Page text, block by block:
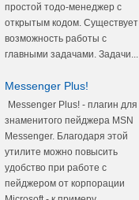
простой тодо-менеджер с
открытым кодом. Существует
возможность работы с
главными задачами. Задачи...
Messenger Plus!
Messenger Plus! - плагин для
знаменитого пейджера MSN
Messenger. Благодаря этой
утилите можно повысить
удобство при работе с
пейджером от корпорации